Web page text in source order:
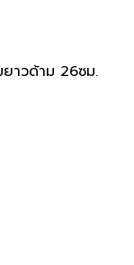
าวด้าม 26ซม.